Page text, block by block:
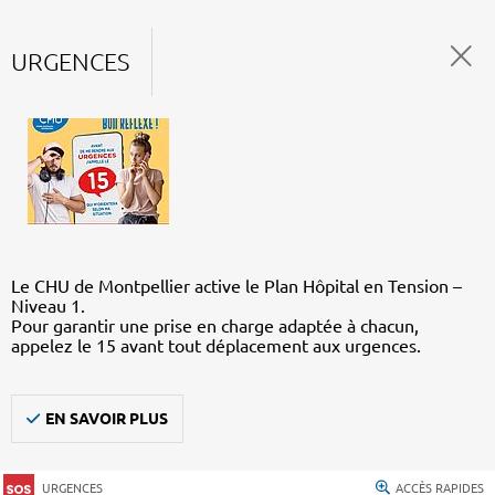
URGENCES
Le CHU de Montpellier active le Plan Hôpital en Tension –
Niveau 1.
Pour garantir une prise en charge adaptée à chacun,
appelez le 15 avant tout déplacement aux urgences.
EN SAVOIR PLUS
URGENCES ACCÈS RAPIDES